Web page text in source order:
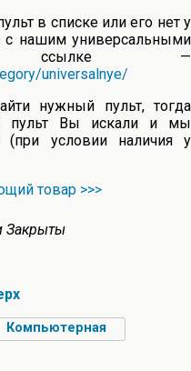
в списке или его нет у
с нашим универсальными
ссылке —
universalnye/
нужный пульт, тогда
пульт Вы искали и мы
условии наличия у
товар >>>
Закрыты
Компьютерная